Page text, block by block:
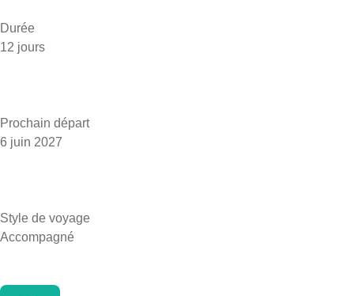
Durée
12 jours
Prochain départ
6 juin 2027
Style de voyage
Accompagné